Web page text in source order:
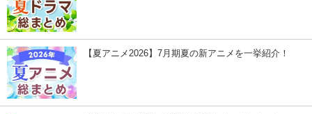
【夏アニメ2026】7月期夏の新アニメを一挙紹介！